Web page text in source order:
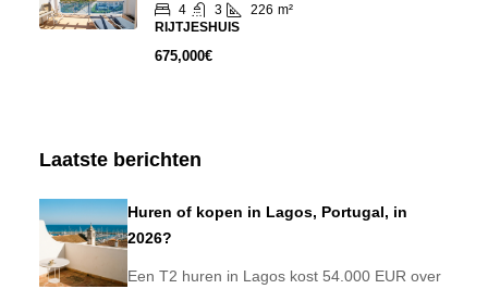
4 3 226 m²
RIJTJESHUIS
675,000€
Laatste berichten
Huren of kopen in Lagos, Portugal, in
2026?
Een T2 huren in Lagos kost 54.000 EUR over